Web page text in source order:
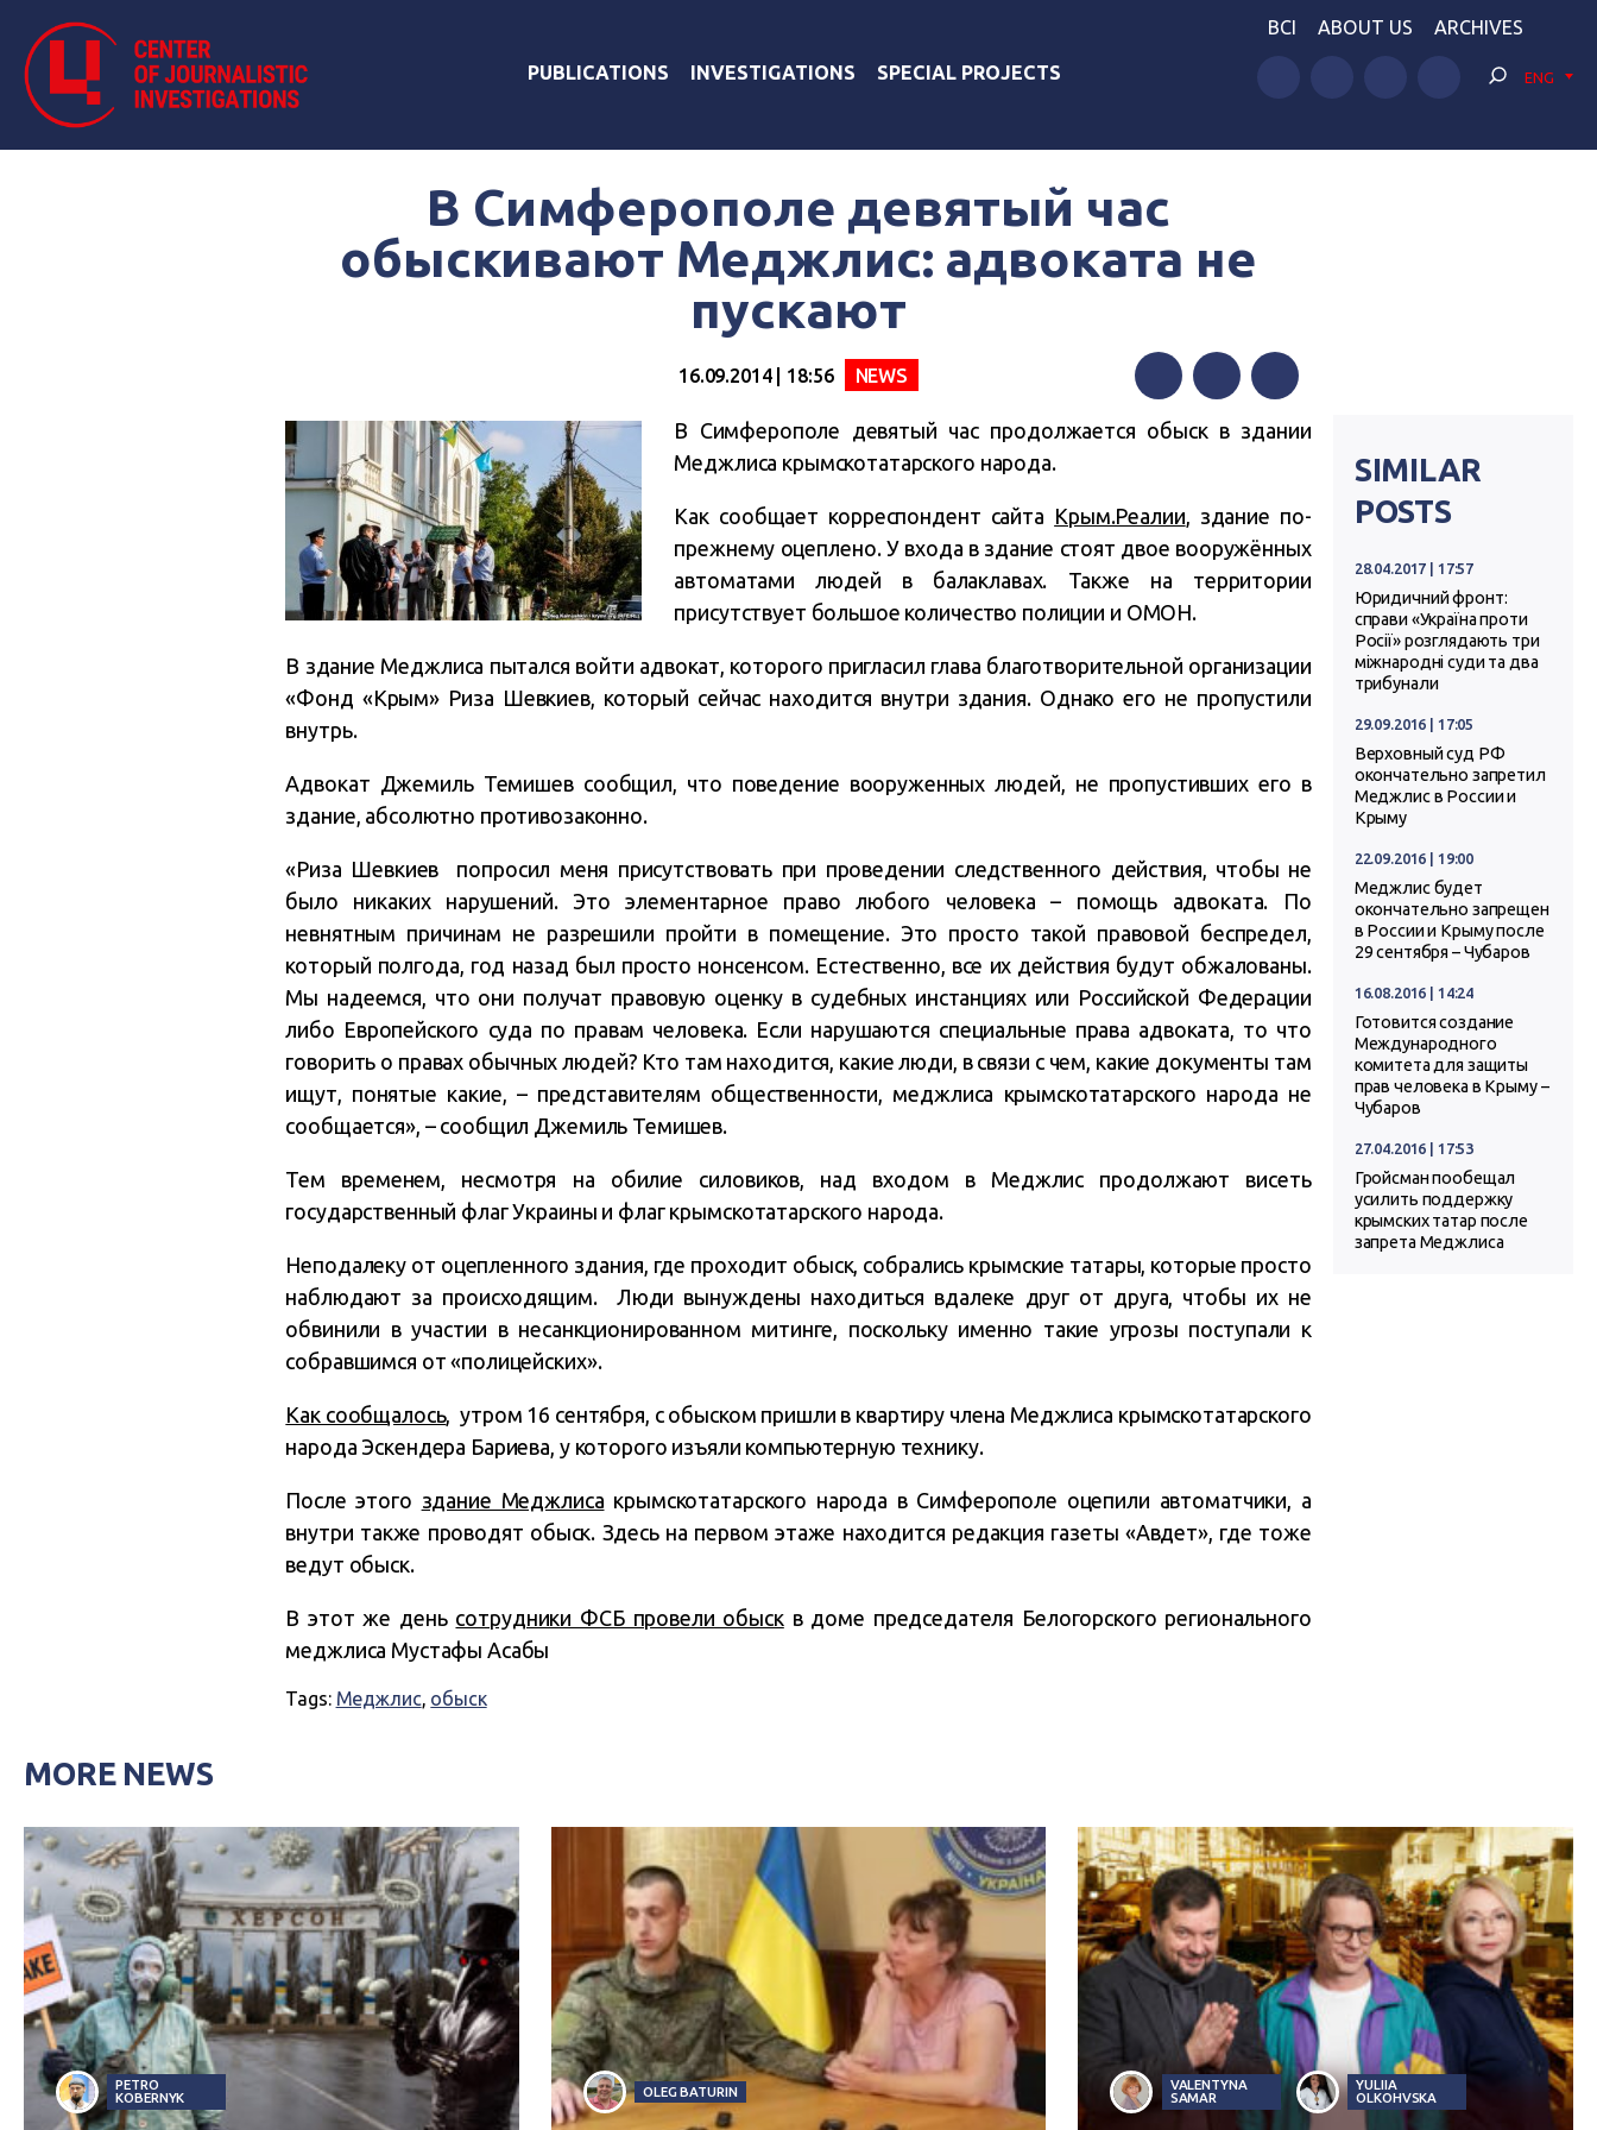
PUBLICATIONS INVESTIGATIONS SPECIAL PROJECTS
BCI ABOUT US ARCHIVES
ENG
В Симферополе девятый час
обыскивают Меджлис: адвоката не
пускают
16.09.2014 | 18:56 NEWS
FacebookTwitter Telegram
В Симферополе девятый час продолжается обыск в здании
Меджлиса крымскотатарского народа.
Как сообщает корреспондент сайта Крым.Реалии, здание по-
прежнему оцеплено. У входа в здание стоят двое вооружённых
автоматами людей в балаклавах. Также на территории
присутствует большое количество полиции и ОМОН.
В здание Меджлиса пытался войти адвокат, которого пригласил глава благотворительной организации
«Фонд «Крым» Риза Шевкиев, который сейчас находится внутри здания. Однако его не пропустили
внутрь.
Адвокат Джемиль Темишев сообщил, что поведение вооруженных людей, не пропустивших его в
здание, абсолютно противозаконно.
«Риза Шевкиев попросил меня присутствовать при проведении следственного действия, чтобы не
было никаких нарушений. Это элементарное право любого человека – помощь адвоката. По
невнятным причинам не разрешили пройти в помещение. Это просто такой правовой беспредел,
который полгода, год назад был просто нонсенсом. Естественно, все их действия будут обжалованы.
Мы надеемся, что они получат правовую оценку в судебных инстанциях или Российской Федерации
либо Европейского суда по правам человека. Если нарушаются специальные права адвоката, то что
говорить о правах обычных людей? Кто там находится, какие люди, в связи с чем, какие документы там
ищут, понятые какие, – представителям общественности, меджлиса крымскотатарского народа не
сообщается», – сообщил Джемиль Темишев.
Тем временем, несмотря на обилие силовиков, над входом в Меджлис продолжают висеть
государственный флаг Украины и флаг крымскотатарского народа.
Неподалеку от оцепленного здания, где проходит обыск, собрались крымские татары, которые просто
наблюдают за происходящим. Люди вынуждены находиться вдалеке друг от друга, чтобы их не
обвинили в участии в несанкционированном митинге, поскольку именно такие угрозы поступали к
собравшимся от «полицейских».
Как сообщалось, утром 16 сентября, с обыском пришли в квартиру члена Меджлиса крымскотатарского
народа Эскендера Бариева, у которого изъяли компьютерную технику.
После этого здание Меджлиса крымскотатарского народа в Симферополе оцепили автоматчики, а
внутри также проводят обыск. Здесь на первом этаже находится редакция газеты «Авдет», где тоже
ведут обыск.
В этот же день сотрудники ФСБ провели обыскв доме председателя Белогорского регионального
меджлиса Мустафы Асабы
Tags: Меджлис, обыск
SIMILAR
POSTS
28.04.2017 | 17:57
Юридичний фронт:
справи «Україна проти
Росії» розглядають три
міжнародні суди та два
трибунали
29.09.2016 | 17:05
Верховный суд РФ
окончательно запретил
Меджлис в России и
Крыму
22.09.2016 | 19:00
Меджлис будет
окончательно запрещен
в России и Крыму после
29 сентября – Чубаров
16.08.2016 | 14:24
Готовится создание
Международного
комитета для защиты
прав человека в Крыму –
Чубаров
27.04.2016 | 17:53
Гройсман пообещал
усилить поддержку
крымских татар после
запрета Меджлиса
MORE NEWS
PETRO
KOBERNYK
OLEG BATURIN
VALENTYNA
SAMAR
YULIIA
OLKOHVSKA